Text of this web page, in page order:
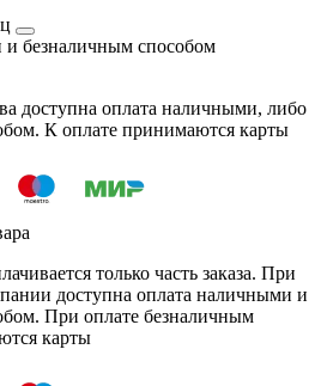
безналичным способом
доступна оплата наличными, либо
К оплате принимаются карты
только часть заказа. При
доступна оплата наличными и
При оплате безналичным
карты